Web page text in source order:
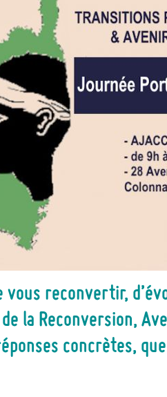
reconvertir,
la Reconversion,
concrètes,